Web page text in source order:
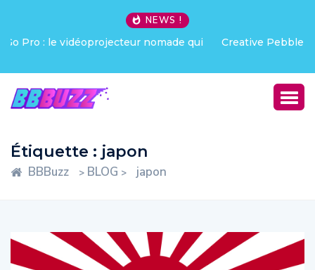
NEWS !
Creative Pebble X : j’ai été choqué !
BBBuzz >BLOG> japon